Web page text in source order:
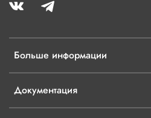
Больше информации
Документация